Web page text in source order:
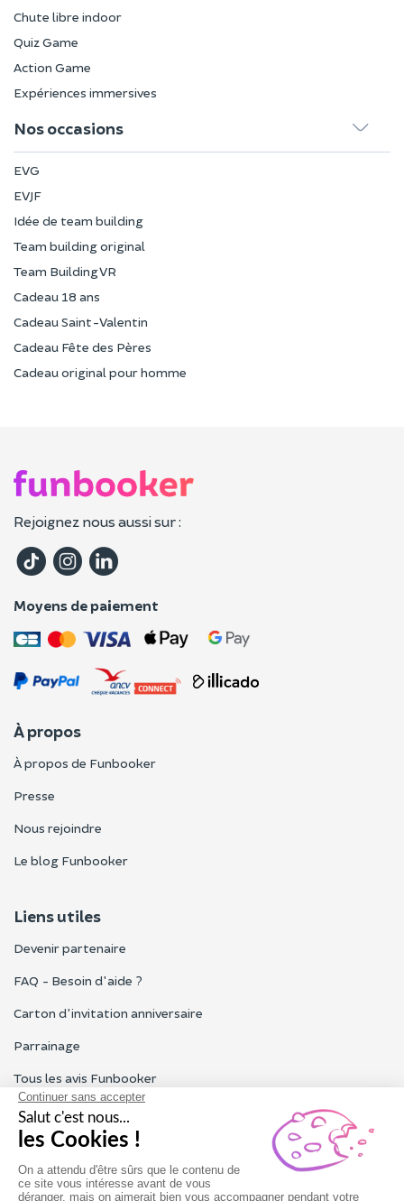
Chute libre indoor
Quiz Game
Action Game
Expériences immersives
Nos occasions
EVG
EVJF
Idée de team building
Team building original
Team Building VR
Cadeau 18 ans
Cadeau Saint-Valentin
Cadeau Fête des Pères
Cadeau original pour homme
Rejoignez nous aussi sur :
Moyens de paiement
À propos
À propos de Funbooker
Presse
Nous rejoindre
Le blog Funbooker
Liens utiles
Devenir partenaire
FAQ - Besoin d'aide ?
Carton d'invitation anniversaire
Parrainage
Tous les avis Funbooker
Particuliers, entreprises, professionnels
Notre service client est ouvert du lundi au vendredi de 9h à 18h